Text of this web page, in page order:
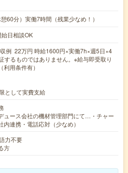
60分）実働7時間（残業少なめ！）
日相談OK
例 22万円 時給1600円×実働7h×週5日×4
するものではありません。※給与即受取り
用条件有）
として実費支給
ュース会社の機材管理部門にて…・チャー
内連携・電話応対（少なめ）
力不要
方